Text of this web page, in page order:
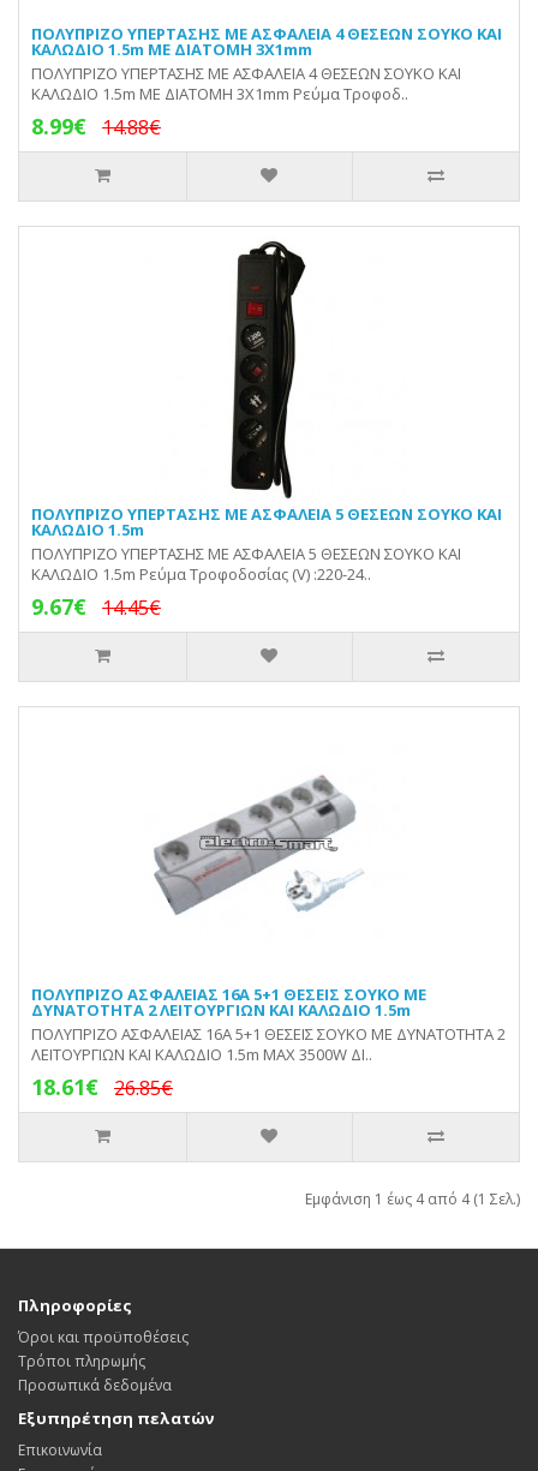
ΠΟΛΥΠΡΙΖΟ ΥΠΕΡΤΑΣΗΣ ΜΕ ΑΣΦΑΛΕΙΑ 4 ΘΕΣΕΩΝ ΣΟΥΚΟ ΚΑΙ
ΚΑΛΩΔΙΟ 1.5m ΜΕ ΔΙΑΤΟΜΗ 3X1mm
ΠΟΛΥΠΡΙΖΟ ΥΠΕΡΤΑΣΗΣ ΜΕ ΑΣΦΑΛΕΙΑ 4 ΘΕΣΕΩΝ ΣΟΥΚΟ ΚΑΙ
ΚΑΛΩΔΙΟ 1.5m ΜΕ ΔΙΑΤΟΜΗ 3X1mm Ρεύμα Τροφοδ..
8.99€ 14.88€
ΠΟΛΥΠΡΙΖΟ ΥΠΕΡΤΑΣΗΣ ΜΕ ΑΣΦΑΛΕΙΑ 5 ΘΕΣΕΩΝ ΣΟΥΚΟ ΚΑΙ
ΚΑΛΩΔΙΟ 1.5m
ΠΟΛΥΠΡΙΖΟ ΥΠΕΡΤΑΣΗΣ ΜΕ ΑΣΦΑΛΕΙΑ 5 ΘΕΣΕΩΝ ΣΟΥΚΟ ΚΑΙ
ΚΑΛΩΔΙΟ 1.5m Ρεύμα Τροφοδοσίας (V) :220-24..
9.67€ 14.45€
ΠΟΛΥΠΡΙΖΟ ΑΣΦΑΛΕΙΑΣ 16Α 5+1 ΘΕΣΕΙΣ ΣΟΥΚΟ ΜΕ
ΔΥΝΑΤΟΤΗΤΑ 2 ΛΕΙΤΟΥΡΓΙΩΝ ΚΑΙ ΚΑΛΩΔΙΟ 1.5m
ΠΟΛΥΠΡΙΖΟ ΑΣΦΑΛΕΙΑΣ 16Α 5+1 ΘΕΣΕΙΣ ΣΟΥΚΟ ΜΕ ΔΥΝΑΤΟΤΗΤΑ 2
ΛΕΙΤΟΥΡΓΙΩΝ ΚΑΙ ΚΑΛΩΔΙΟ 1.5m MAX 3500W ΔΙ..
18.61€ 26.85€
Εμφάνιση 1 έως 4 από 4 (1 Σελ.)
Πληροφορίες
Όροι και προϋποθέσεις
Τρόποι πληρωμής
Προσωπικά δεδομένα
Εξυπηρέτηση πελατών
Επικοινωνία